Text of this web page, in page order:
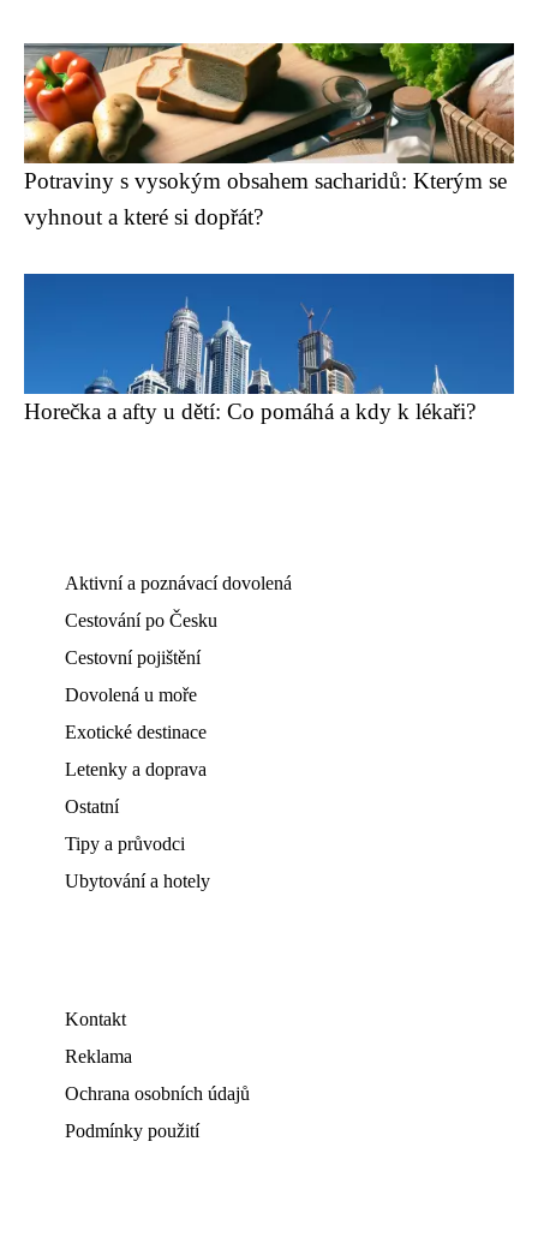
Potraviny s vysokým obsahem sacharidů: Kterým se
vyhnout a které si dopřát?
Horečka a afty u dětí: Co pomáhá a kdy k lékaři?
Aktivní a poznávací dovolená
Cestování po Česku
Cestovní pojištění
Dovolená u moře
Exotické destinace
Letenky a doprava
Ostatní
Tipy a průvodci
Ubytování a hotely
Kontakt
Reklama
Ochrana osobních údajů
Podmínky použití